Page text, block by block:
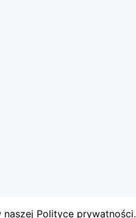
Polityce prywatności.